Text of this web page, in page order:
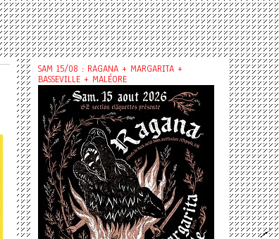
SAM 15/08 : RAGANA + MARGARITA +
BASSEVILLE + MALÉORE